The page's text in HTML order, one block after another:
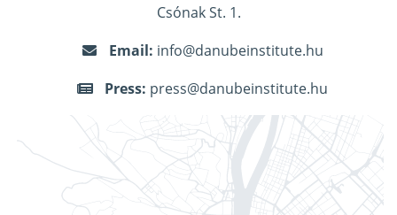
Csónak St. 1.
Email: info@danubeinstitute.hu
Press: press@danubeinstitute.hu